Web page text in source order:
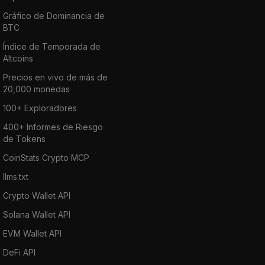
Gráfico de Dominancia de
BTC
Índice de Temporada de
Altcoins
Precios en vivo de más de
20,000 monedas
100+ Exploradores
400+ Informes de Riesgo
de Tokens
CoinStats Crypto MCP
llms.txt
Crypto Wallet API
Solana Wallet API
EVM Wallet API
DeFi API